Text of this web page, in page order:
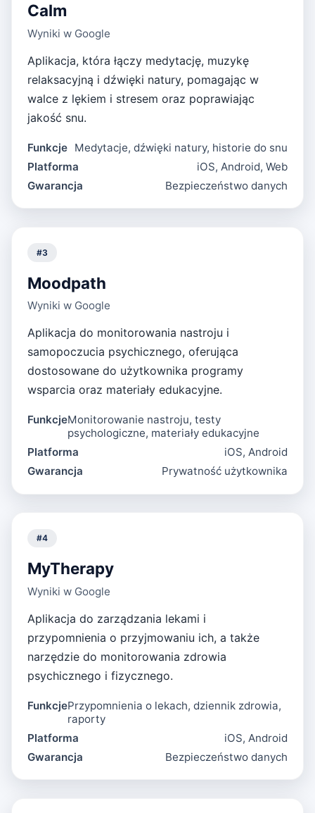
Calm
Wyniki w Google
Aplikacja, która łączy medytację, muzykę
relaksacyjną i dźwięki natury, pomagając w
walce z lękiem i stresem oraz poprawiając
jakość snu.
Funkcje Medytacje, dźwięki natury, historie do snu
Platforma
iOS, Android, Web
Gwarancja
Bezpieczeństwo danych
#3
Moodpath
Wyniki w Google
Aplikacja do monitorowania nastroju i
samopoczucia psychicznego, oferująca
dostosowane do użytkownika programy
wsparcia oraz materiały edukacyjne.
FunkcjeMonitorowanie nastroju, testy
psychologiczne, materiały edukacyjne
Platforma
iOS, Android
Gwarancja
Prywatność użytkownika
#4
MyTherapy
Wyniki w Google
Aplikacja do zarządzania lekami i
przypomnienia o przyjmowaniu ich, a także
narzędzie do monitorowania zdrowia
psychicznego i fizycznego.
FunkcjePrzypomnienia o lekach, dziennik zdrowia,
raporty
Platforma
iOS, Android
Gwarancja
Bezpieczeństwo danych